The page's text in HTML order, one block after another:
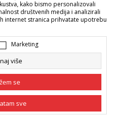
u opisu proizvoda, prikazu slika i
da su sve informacije kompletne
na sajtu su dio naše ponude i ne
kako bismo personalizovali
društvenih medija i analizirali
internet stranica prihvatate upotrebu
Marketing
više
se
sve